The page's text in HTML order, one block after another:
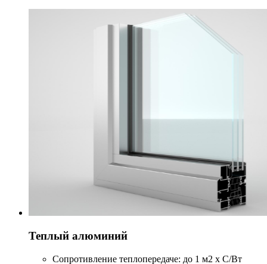
Теплый алюминий
Сопротивление теплопередаче: до 1 м2 х С/Вт